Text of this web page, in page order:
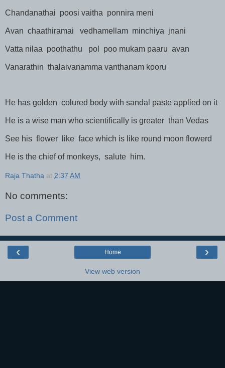
Chandanathai poosi vaitha ponnira meni
Avan chaathiramai vedhamellam minchiya jnani
Vatta nilaa poothathu pol poo mukam paaru avan
Vanarathin thalaivanamma vanthanam kooru
He has golden colured body with sandal paste applied on it
He is a wise man who scientifically is greater than Vedas
See his flower like face which is like round moon flowerd
He is the chief of monkeys, salute him.
Raja Thatha at 2:37 AM
No comments:
Post a Comment
‹ ›
Home
View web version